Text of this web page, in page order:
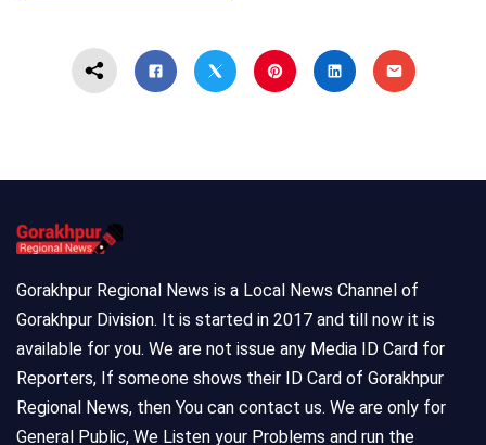
Gorakhpur Regional News is a Local News Channel of
Gorakhpur Division. It is started in 2017 and till now it is
available for you. We are not issue any Media ID Card for
Reporters, If someone shows their ID Card of Gorakhpur
Regional News, then You can contact us. We are only for
General Public, We Listen your Problems and run the